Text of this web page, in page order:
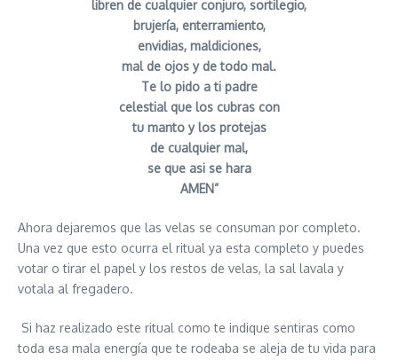
libren de cualquier conjuro, sortilegio,
brujería, enterramiento,
envidias, maldiciones,
mal de ojos y de todo mal.
Te lo pido a ti padre
celestial que los cubras con
tu manto y los protejas
de cualquier mal,
se que asi se hara
AMEN”
Ahora dejaremos que las velas se consuman por completo.
Una vez que esto ocurra el ritual ya esta completo y puedes
votar o tirar el papel y los restos de velas, la sal lavala y
votala al fregadero.
Si haz realizado este ritual como te indique sentiras como
toda esa mala energía que te rodeaba se aleja de tu vida para